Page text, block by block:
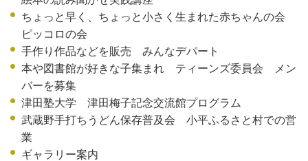
ちょっと早く、ちょっと小さく生まれた赤ちゃんの会
ピッコロの会
手作り作品などを販売 みんなデパート
本や図書館が好きな子集まれ ティーンズ委員会 メン
バーを募集
津田塾大学 津田梅子記念交流館プログラム
武蔵野手打ちうどん保存普及会 小平ふるさと村での営
業
ギャラリー案内